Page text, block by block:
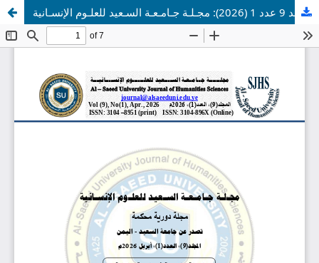
مجلد 9 عدد 1 (2026): مجـلـة جـامـعـة السـعيد للعلـوم الإنسـانية